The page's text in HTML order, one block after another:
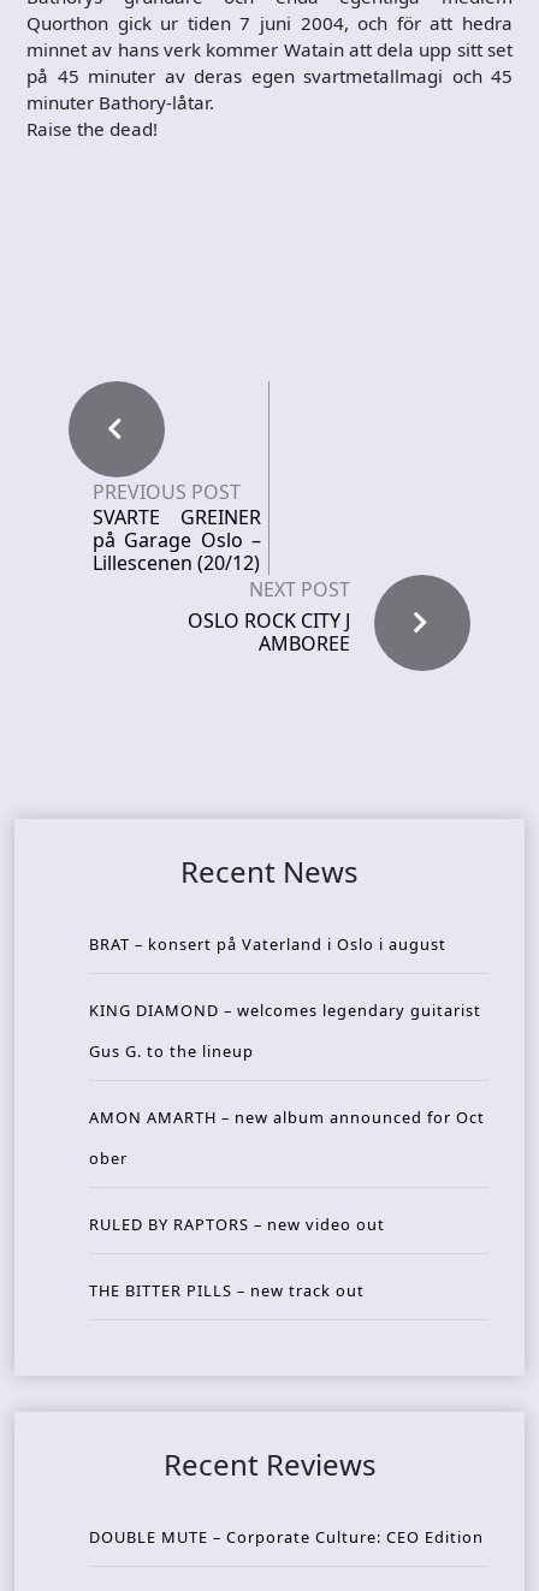
Quorthon gick ur tiden 7 juni 2004, och för att hedra
minnet av hans verk kommer Watain att dela upp sitt set
på 45 minuter av deras egen svartmetallmagi och 45
minuter Bathory-låtar.
Raise the dead!
PREVIOUS POST
SVARTE GREINER
på Garage Oslo –
Lillescenen (20/12)
NEXT POST
OSLO ROCK CITY J
AMBOREE
Recent News
BRAT – konsert på Vaterland i Oslo i august
KING DIAMOND – welcomes legendary guitarist
Gus G. to the lineup
AMON AMARTH – new album announced for Oct
ober
RULED BY RAPTORS – new video out
THE BITTER PILLS – new track out
Recent Reviews
DOUBLE MUTE – Corporate Culture: CEO Edition